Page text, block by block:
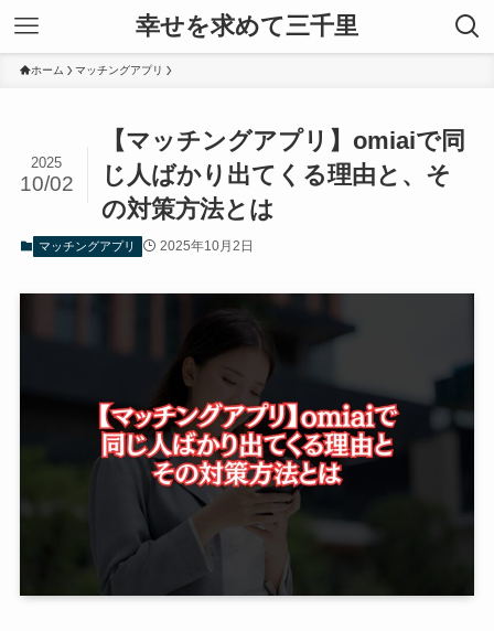
幸せを求めて三千里
ホーム マッチングアプリ
【マッチングアプリ】omiaiで同
じ人ばかり出てくる理由と、そ
の対策方法とは
2025
10/02
マッチングアプリ 2025年10月2日